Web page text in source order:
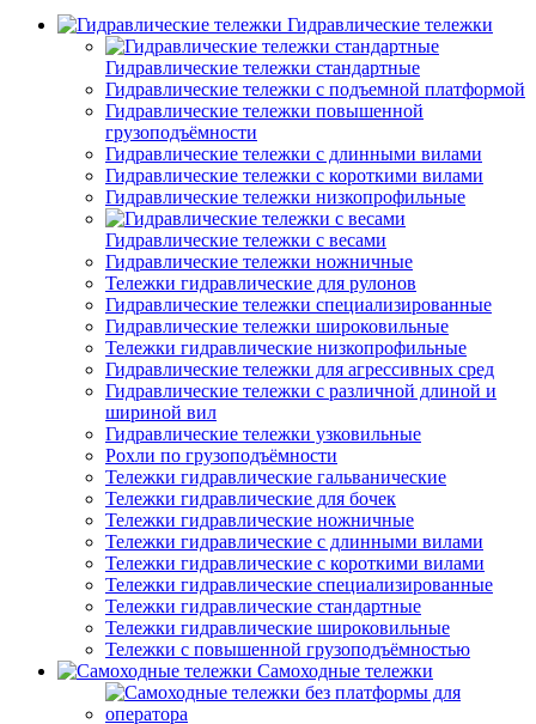
Гидравлические тележки
Гидравлические тележки стандартные
Гидравлические тележки с подъемной платформой
Гидравлические тележки повышенной
грузоподъёмности
Гидравлические тележки с длинными вилами
Гидравлические тележки с короткими вилами
Гидравлические тележки низкопрофильные
Гидравлические тележки с весами
Гидравлические тележки ножничные
Тележки гидравлические для рулонов
Гидравлические тележки специализированные
Гидравлические тележки широковильные
Тележки гидравлические низкопрофильные
Гидравлические тележки для агрессивных сред
Гидравлические тележки с различной длиной и
шириной вил
Гидравлические тележки узковильные
Рохли по грузоподъёмности
Тележки гидравлические гальванические
Тележки гидравлические для бочек
Тележки гидравлические ножничные
Тележки гидравлические с длинными вилами
Тележки гидравлические с короткими вилами
Тележки гидравлические специализированные
Тележки гидравлические стандартные
Тележки гидравлические широковильные
Тележки с повышенной грузоподъёмностью
Самоходные тележки